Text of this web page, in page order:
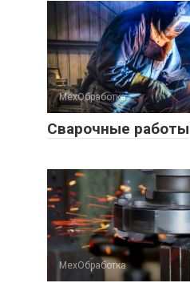
МехОбработка
Сварочные работы
МехОбработка